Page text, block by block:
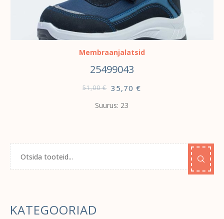
VALI
Membraanjalatsid
25499043
51,00 € 35,70 €
Suurus: 23
KATEGOORIAD